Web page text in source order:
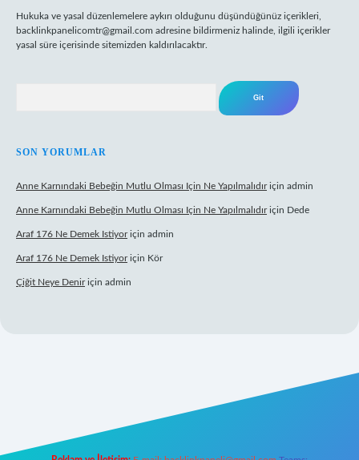
Hukuka ve yasal düzenlemelere aykırı olduğunu düşündüğünüz içerikleri,
backlinkpanelicomtr@gmail.com adresine bildirmeniz halinde, ilgili içerikler
yasal süre içerisinde sitemizden kaldırılacaktır.
SON YORUMLAR
Anne Karnındaki Bebeğin Mutlu Olması Için Ne Yapılmalıdıriçin admin
Anne Karnındaki Bebeğin Mutlu Olması Için Ne Yapılmalıdıriçin Dede
Araf 176 Ne Demek Istiyoriçin admin
Araf 176 Ne Demek Istiyoriçin Kör
Çiğit Neye Deniriçin admin
www.betexper.xyz/